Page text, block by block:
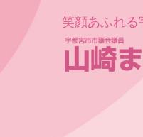
笑顔あふれる